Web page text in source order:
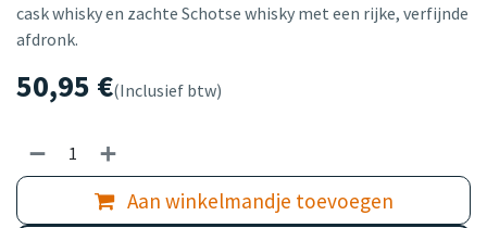
cask whisky en zachte Schotse whisky met een rijke, verfijnde
afdronk.
50,95 €(Inclusief btw)
Aan winkelmandje toevoegen